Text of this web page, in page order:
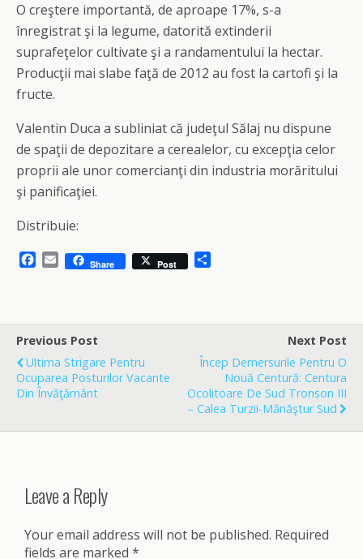
O creştere importantă, de aproape 17%, s-a
înregistrat şi la legume, datorită extinderii
suprafeţelor cultivate şi a randamentului la hectar.
Producţii mai slabe faţă de 2012 au fost la cartofi şi la
fructe.
Valentin Duca a subliniat că judeţul Sălaj nu dispune
de spaţii de depozitare a cerealelor, cu excepţia celor
proprii ale unor comercianţi din industria morăritului
şi panificaţiei.
Distribuie:
b
o
o
k
E
l
Share Post
e
Previous Post
Ultima Strigare Pentru
Ocuparea Posturilor Vacante
Din Învăţământ
Next Post
Încep Demersurile Pentru O
Nouă Centură: Centura
Ocolitoare De Sud Tronson III
– Calea Turzii-Mănăştur Sud
Leave a Reply
Your email address will not be published. Required
fields are marked *